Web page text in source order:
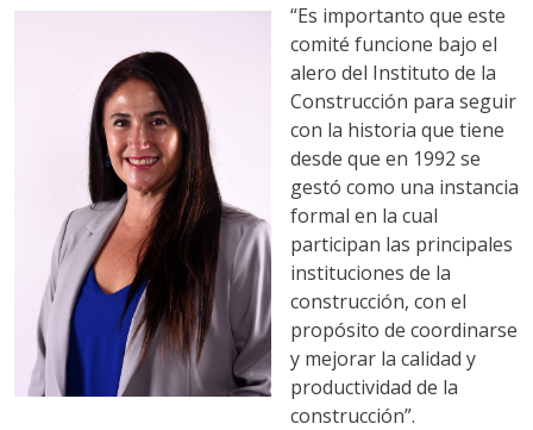
“Es importanto que este
comité funcione bajo el
alero del Instituto de la
Construcción para seguir
con la historia que tiene
desde que en 1992 se
gestó como una instancia
formal en la cual
participan las principales
instituciones de la
construcción, con el
propósito de coordinarse
y mejorar la calidad y
productividad de la
construcción”.